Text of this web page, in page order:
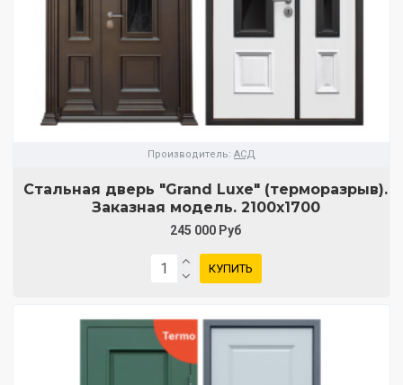
Производитель: АСД
Стальная дверь "Grand Luxe" (терморазрыв).
Заказная модель. 2100х1700
245 000 Руб
КУПИТЬ